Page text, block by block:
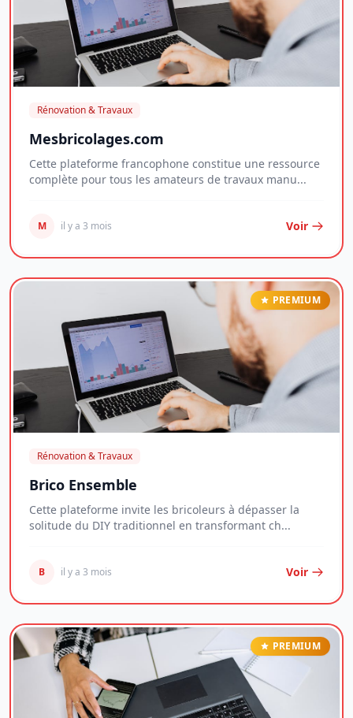
Rénovation & Travaux
Mesbricolages.com
Cette plateforme francophone constitue une ressource
complète pour tous les amateurs de travaux manu...
M il y a 3 mois Voir
PREMIUM
Rénovation & Travaux
Brico Ensemble
Cette plateforme invite les bricoleurs à dépasser la
solitude du DIY traditionnel en transformant ch...
B il y a 3 mois Voir
PREMIUM